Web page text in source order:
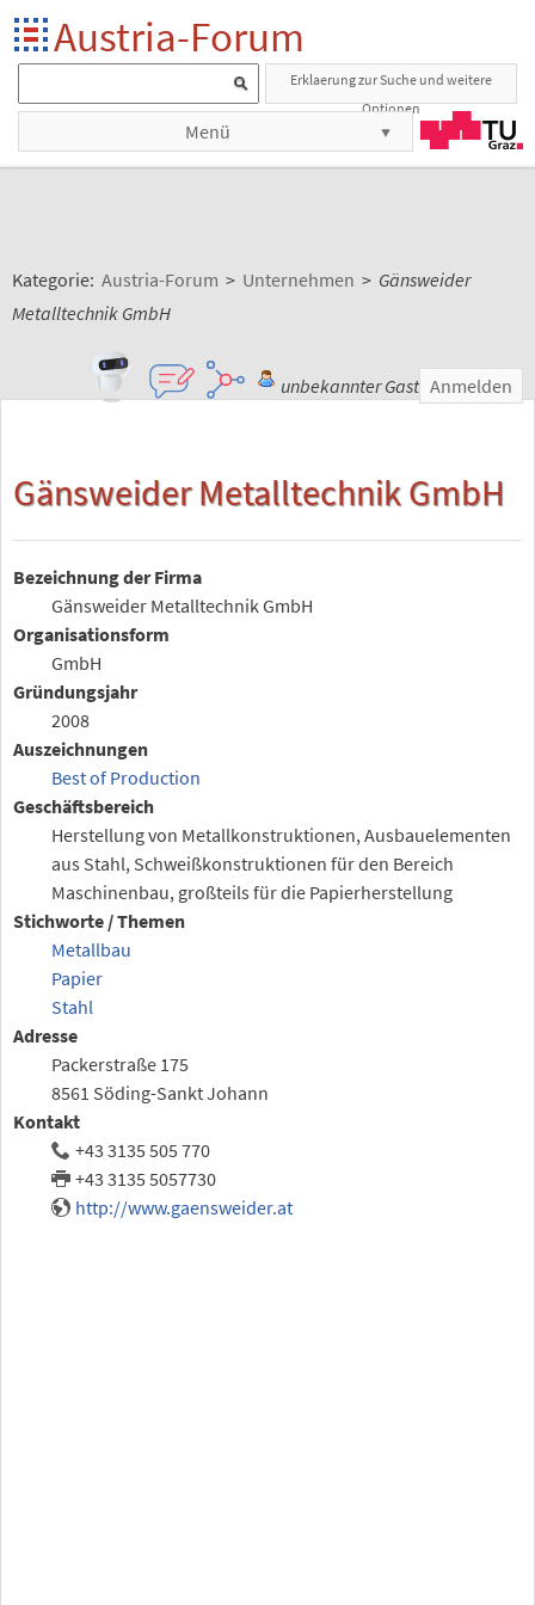
Austria-Forum
Erklaerung zur Suche und weitere
Optionen
Menü
Kategorie: Austria-Forum > Unternehmen > Gänsweider
Metalltechnik GmbH
unbekannter Gast Anmelden
Gänsweider Metalltechnik GmbH
Bezeichnung der Firma
Gänsweider Metalltechnik GmbH
Organisationsform
GmbH
Gründungsjahr
2008
Auszeichnungen
Best of Production
Geschäftsbereich
Herstellung von Metallkonstruktionen, Ausbauelementen
aus Stahl, Schweißkonstruktionen für den Bereich
Maschinenbau, großteils für die Papierherstellung
Stichworte / Themen
Metallbau
Papier
Stahl
Adresse
Packerstraße 175
8561 Söding-Sankt Johann
Kontakt
+43 3135 505 770
+43 3135 5057730
http://www.gaensweider.at